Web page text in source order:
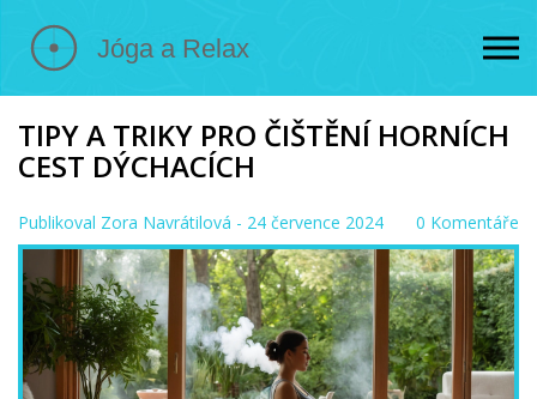
TIPY A TRIKY PRO ČIŠTĚNÍ HORNÍCH
CEST DÝCHACÍCH
Publikoval Zora Navrátilová - 24 července 2024 0 Komentáře